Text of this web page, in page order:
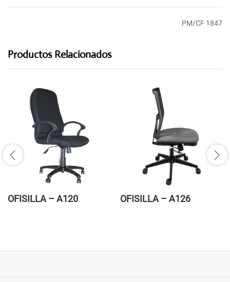
PM/CF 1847
Productos Relacionados
OFISILLA – A120 OFISILLA – A126